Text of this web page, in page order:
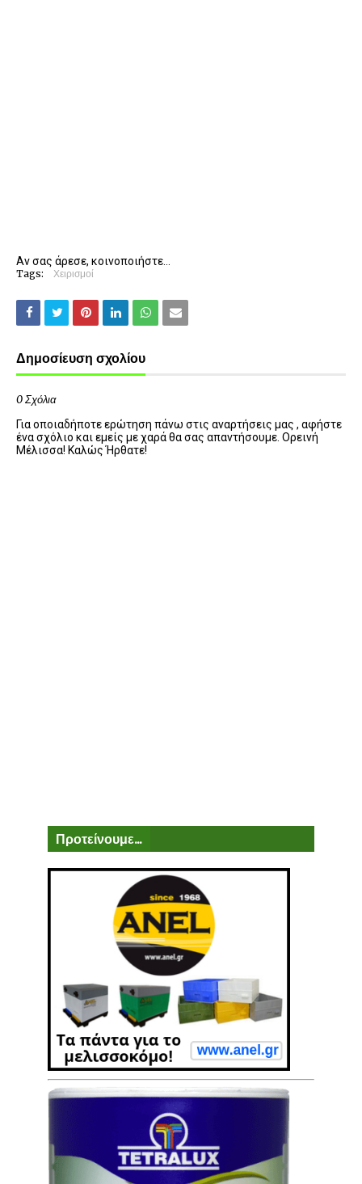
Αν σας άρεσε, κοινοποιήστε...
Tags: Χειρισμοί
Δημοσίευση σχολίου
0 Σχόλια
Για οποιαδήποτε ερώτηση πάνω στις αναρτήσεις μας , αφήστε
ένα σχόλιο και εμείς με χαρά θα σας απαντήσουμε. Ορεινή
Μέλισσα! Καλώς Ήρθατε!
Προτείνουμε...